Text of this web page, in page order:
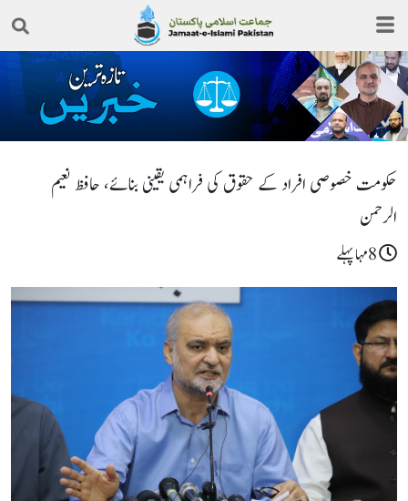
حکومت خصوصی افراد کے حقوق کی فراہمی یقینی بنائے، حافظ نعیم
الرحمن